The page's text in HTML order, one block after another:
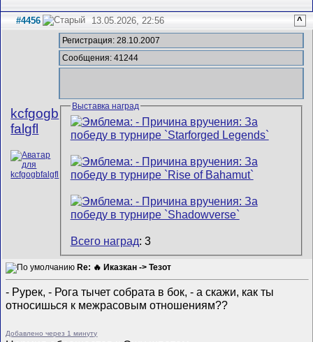
#4456 13.05.2026, 22:56 ^
kcfgogb
falgfl
Регистрация: 28.10.2007
Сообщения: 41244
Выставка наград
Всего наград: 3
Re: 🔥 Иказкан -> Тезот
- Рурек, - Рога тычет собрата в бок, - а скажи, как ты
относишься к межрасовым отношениям??
Добавлено через 1 минуту